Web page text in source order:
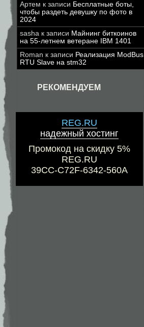
Артем к записи Бесплатные боты,
чтобы раздеть девушку по фото в
2024
sasha к записи Майнинг биткоинов
на 55-летнем ветеране IBM 1401
Roman к записи Реализация ModBus
RTU Slave на stm32
РЕКОМЕНДУЕМ
REG.RU
надежный хостинг
Промокод на скидку 5%
REG.RU
39CC-C72F-6342-560A